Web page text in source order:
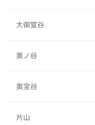
大御堂谷
奥ノ谷
奥宝谷
片山